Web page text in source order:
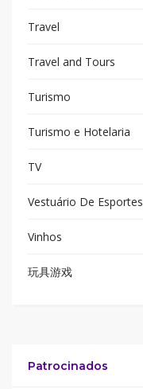
Travel
Travel and Tours
Turismo
Turismo e Hotelaria
TV
Vestuário De Esportes
Vinhos
玩具游戏
Patrocinados